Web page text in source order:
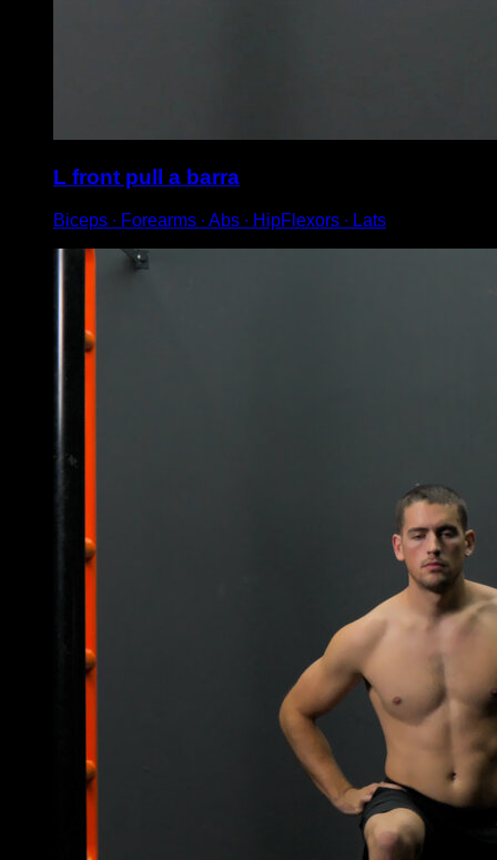
L front pull a barra
Biceps ∙ Forearms ∙ Abs ∙ HipFlexors ∙ Lats